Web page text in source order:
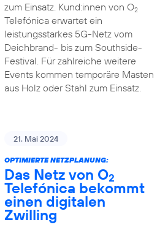
zum Einsatz. Kund:innen von O2
Telefónica erwartet ein
leistungsstarkes 5G-Netz vom
Deichbrand- bis zum Southside-
Festival. Für zahlreiche weitere
Events kommen temporäre Masten
aus Holz oder Stahl zum Einsatz.
21. Mai 2024
OPTIMIERTE NETZPLANUNG:
Das Netz von O2
Telefónica bekommt
einen digitalen
Zwilling